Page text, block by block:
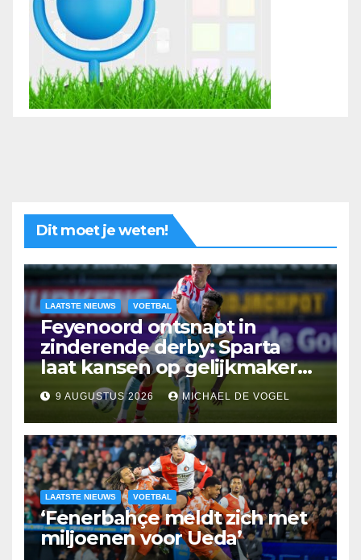
Dit moet je weten!
LAATSTE NIEUWS VOETBAL
Feyenoord ontsnapt in
zinderende derby: Sparta
laat kansen op gelijkmaker
liggen
9 AUGUSTUS 2026 MICHAEL DE VOGEL
LAATSTE NIEUWS VOETBAL
‘Fenerbahçe meldt zich met
miljoenen voor Ueda’